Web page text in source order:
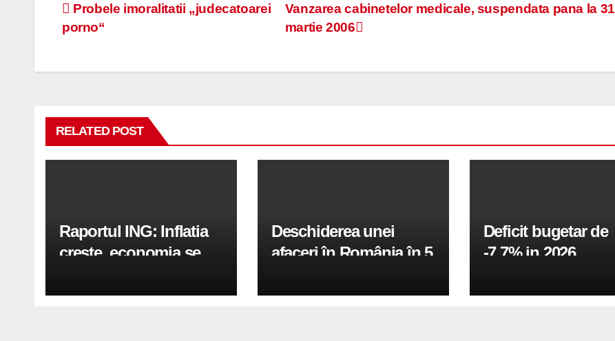
Navigare
în
articole
Vanzarea cabinetelor medicale, suspendata pana la 31
martie 2006
Probele imoralitatii „judecatoarei
porno“
RELATED POST
Raportul ING: Inflatia
creste, economia se
in a doua jumatate a
Deschiderea unei
afaceri în România în 5
Deficit bugetar de
-7,7% in 2026,
fiind de 6%